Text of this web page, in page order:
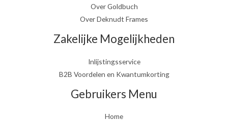
Over Goldbuch
Over Deknudt Frames
Zakelijke Mogelijkheden
Inlijstingsservice
B2B Voordelen en Kwantumkorting
Gebruikers Menu
Home